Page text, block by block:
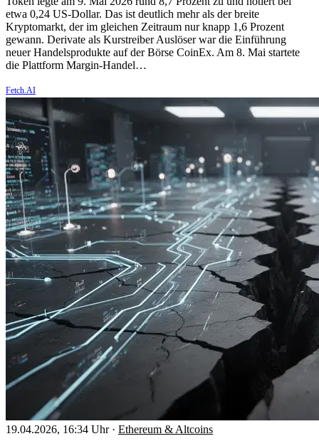
etwa 0,24 US-Dollar. Das ist deutlich mehr als der breite
Kryptomarkt, der im gleichen Zeitraum nur knapp 1,6 Prozent
gewann. Derivate als Kurstreiber Auslöser war die Einführung
neuer Handelsprodukte auf der Börse CoinEx. Am 8. Mai startete
die Plattform Margin-Handel…
Fetch.AI
19.04.2026, 16:34 Uhr · Ethereum & Altcoins